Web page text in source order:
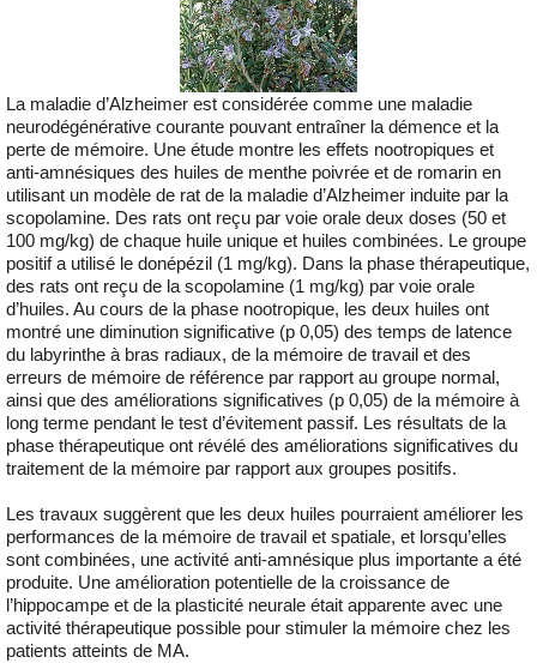
La maladie d’Alzheimer est considérée comme une maladie
neurodégénérative courante pouvant entraîner la démence et la
perte de mémoire. Une étude montre les effets nootropiques et
anti-amnésiques des huiles de menthe poivrée et de romarin en
utilisant un modèle de rat de la maladie d’Alzheimer induite par la
scopolamine. Des rats ont reçu par voie orale deux doses (50 et
100 mg/kg) de chaque huile unique et huiles combinées. Le groupe
positif a utilisé le donépézil (1 mg/kg). Dans la phase thérapeutique,
des rats ont reçu de la scopolamine (1 mg/kg) par voie orale
d’huiles. Au cours de la phase nootropique, les deux huiles ont
montré une diminution significative (p 0,05) des temps de latence
du labyrinthe à bras radiaux, de la mémoire de travail et des
erreurs de mémoire de référence par rapport au groupe normal,
ainsi que des améliorations significatives (p 0,05) de la mémoire à
long terme pendant le test d’évitement passif. Les résultats de la
phase thérapeutique ont révélé des améliorations significatives du
traitement de la mémoire par rapport aux groupes positifs.
Les travaux suggèrent que les deux huiles pourraient améliorer les
performances de la mémoire de travail et spatiale, et lorsqu’elles
sont combinées, une activité anti-amnésique plus importante a été
produite. Une amélioration potentielle de la croissance de
l’hippocampe et de la plasticité neurale était apparente avec une
activité thérapeutique possible pour stimuler la mémoire chez les
patients atteints de MA.